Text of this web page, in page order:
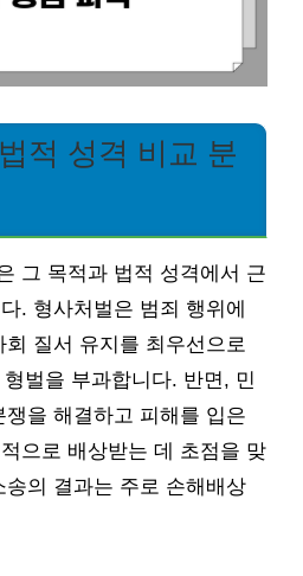
적 성격 비교 분
그 목적과 법적 성격에서 근
. 형사처벌은 범죄 행위에
질서 유지를 최우선으로
벌을 부과합니다. 반면, 민
을 해결하고 피해를 입은
으로 배상받는 데 초점을 맞
의 결과는 주로 손해배상